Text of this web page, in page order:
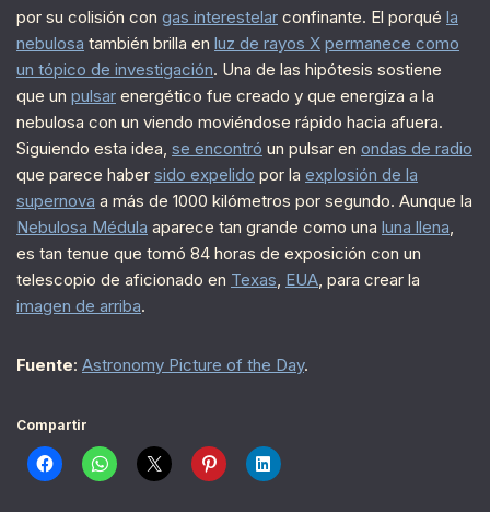
por su colisión con gas interestelar confinante. El porqué la
nebulosa también brilla en luz de rayos X permanece como
un tópico de investigación. Una de las hipótesis sostiene
que un pulsar energético fue creado y que energiza a la
nebulosa con un viendo moviéndose rápido hacia afuera.
Siguiendo esta idea, se encontró un pulsar en ondas de radio
que parece haber sido expelido por la explosión de la
supernova a más de 1000 kilómetros por segundo. Aunque la
Nebulosa Médula aparece tan grande como una luna llena,
es tan tenue que tomó 84 horas de exposición con un
telescopio de aficionado en Texas, EUA, para crear la
imagen de arriba.
Fuente: Astronomy Picture of the Day.
Compartir